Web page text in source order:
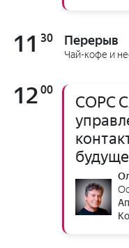
11 30 Перерыв
Чай-кофе и
12 00
COPC